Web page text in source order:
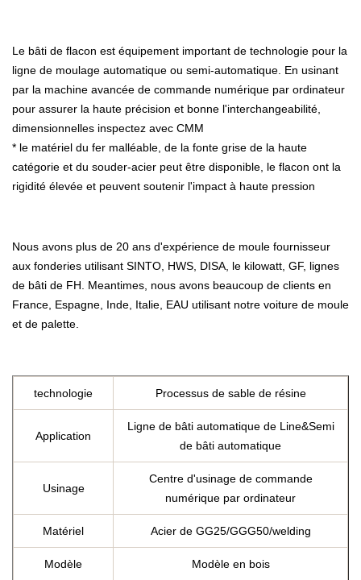
Le bâti de flacon est équipement important de technologie pour la
ligne de moulage automatique ou semi-automatique. En usinant
par la machine avancée de commande numérique par ordinateur
pour assurer la haute précision et bonne l'interchangeabilité,
dimensionnelles inspectez avec CMM
* le matériel du fer malléable, de la fonte grise de la haute
catégorie et du souder-acier peut être disponible, le flacon ont la
rigidité élevée et peuvent soutenir l'impact à haute pression
Nous avons plus de 20 ans d'expérience de moule fournisseur
aux fonderies utilisant SINTO, HWS, DISA, le kilowatt, GF, lignes
de bâti de FH. Meantimes, nous avons beaucoup de clients en
France, Espagne, Inde, Italie, EAU utilisant notre voiture de moule
et de palette.
technologie Processus de sable de résine
Application
Ligne de bâti automatique de Line&Semi
de bâti automatique
Usinage
Centre d'usinage de commande
numérique par ordinateur
Matériel Acier de GG25/GGG50/welding
Modèle Modèle en bois